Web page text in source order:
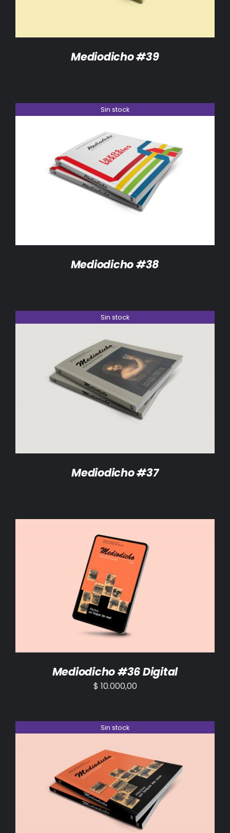
Mediodicho #39
Sin stock
DETALLES
Mediodicho #38
Sin stock
DETALLES
Mediodicho #37
AÑADIR AL CARRITO /
Mediodicho #36 Digital
$ 10.000,00
Sin stock
DETALLES